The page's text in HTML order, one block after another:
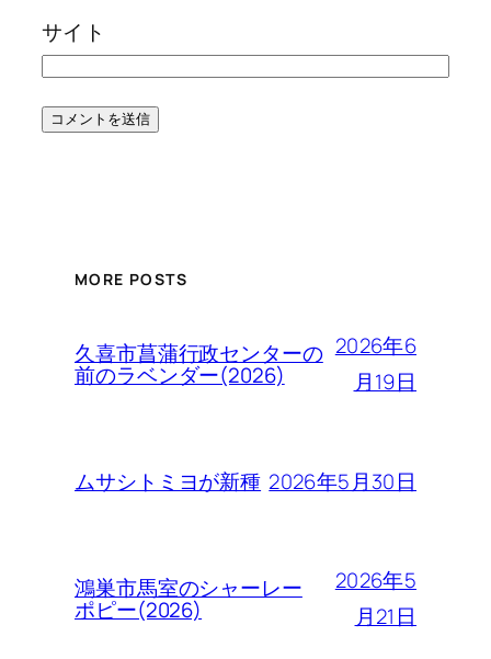
サイト
MORE POSTS
久喜市菖蒲行政センターの
前のラベンダー(2026)
2026年6
月19日
ムサシトミヨが新種 2026年5月30日
鴻巣市馬室のシャーレー
ポピー(2026)
2026年5
月21日